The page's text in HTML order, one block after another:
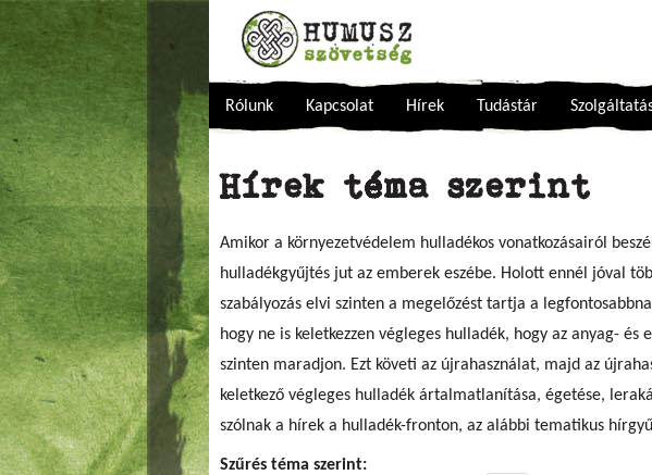
Rólunk Kapcsolat Hírek Tudástár
Hírek téma szerint
Amikor a környezetvédelem hulladékos vonatkozásairól
hulladékgyűjtés jut az emberek eszébe. Holott ennél jóval
szabályozás elvi szinten a megelőzést tartja a
hogy ne is keletkezzen végleges hulladék, hogy az anyag-
szinten maradjon. Ezt követi az újrahasználat, majd az
keletkező végleges hulladék ártalmatlanítása, égetése,
szólnak a hírek a hulladék-fronton, az alábbi tematikus
Szűrés téma szerint: